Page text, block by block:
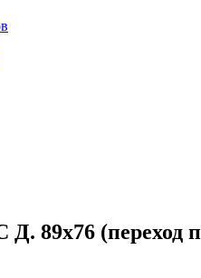
89х76 (переход